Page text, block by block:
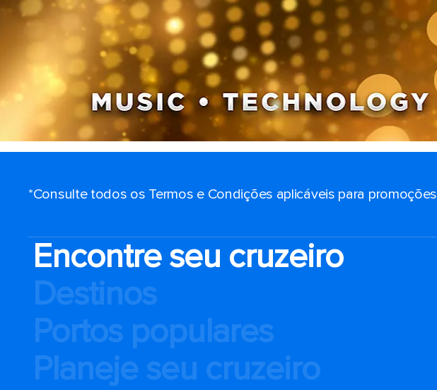
*Consulte todos os Termos e Condições aplicáveis ​​para promoções
Encontre seu cruzeiro
Destinos
Portos populares
Planeje seu cruzeiro